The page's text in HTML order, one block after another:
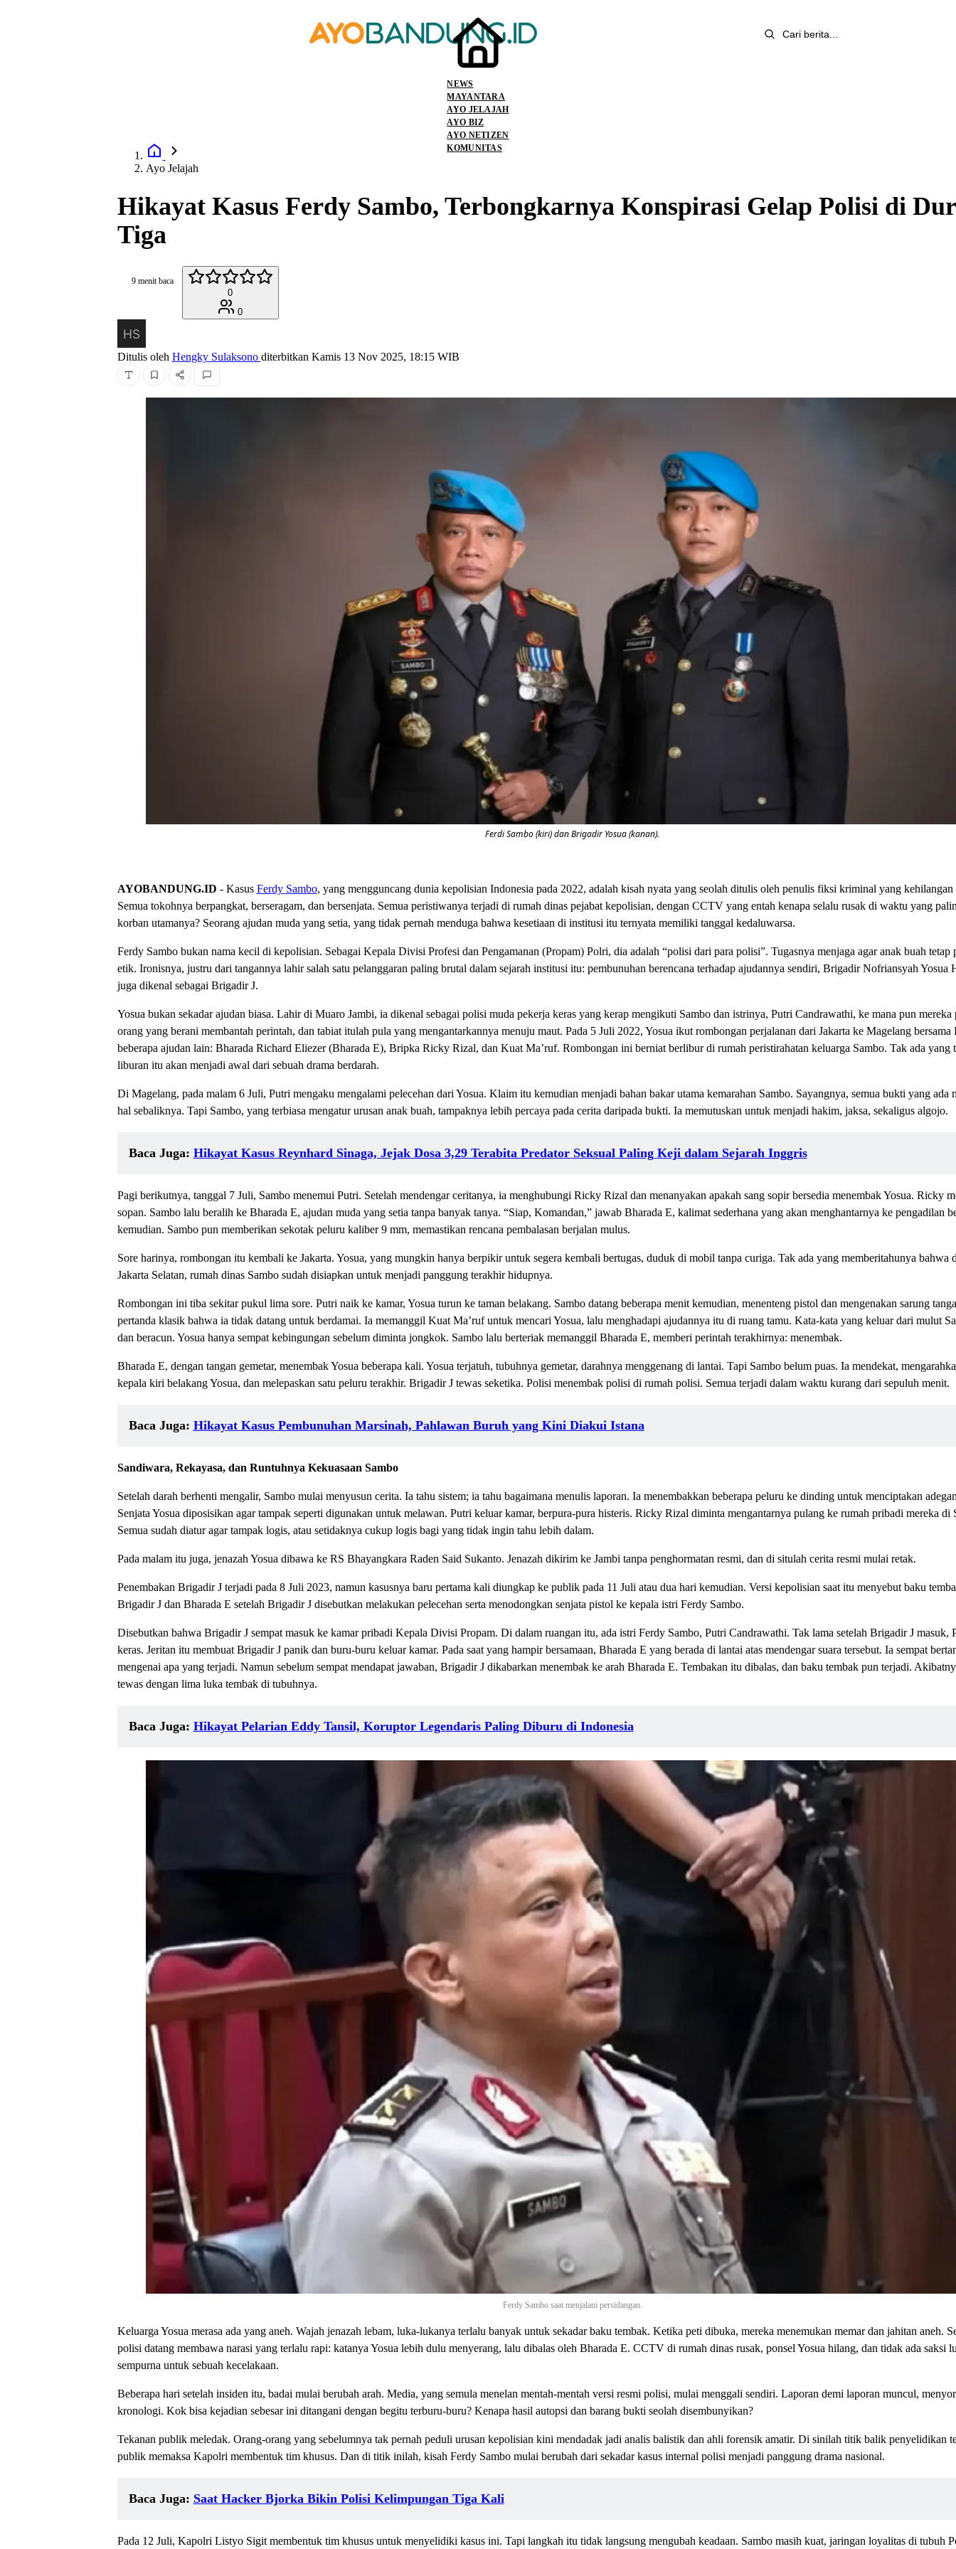
NEWS
MAYANTARA
AYO JELAJAH
AYO BIZ
AYO NETIZEN
KOMUNITAS
Ayo Jelajah
Hikayat Kasus Ferdy Sambo, Terbongkarnya Konspirasi Gelap Polisi di
Tiga
9 menit baca
0
0
Ditulis oleh Hengky Sulaksono diterbitkan Kamis 13 Nov 2025, 18:15 WIB
Ferdi Sambo (kiri) dan Brigadir Yosua (kanan).
AYOBANDUNG.ID - Kasus Ferdy Sambo, yang mengguncang dunia kepolisian Indonesia pada 2022, adalah kisah nyata yang seolah ditulis oleh penulis fiksi kriminal yang kehilangan
Semua tokohnya berpangkat, berseragam, dan bersenjata. Semua peristiwanya terjadi di rumah dinas pejabat kepolisian, dengan CCTV yang entah kenapa selalu rusak di waktu yang
korban utamanya? Seorang ajudan muda yang setia, yang tidak pernah menduga bahwa kesetiaan di institusi itu ternyata memiliki tanggal kedaluwarsa.
Ferdy Sambo bukan nama kecil di kepolisian. Sebagai Kepala Divisi Profesi dan Pengamanan (Propam) Polri, dia adalah “polisi dari para polisi”. Tugasnya menjaga agar anak buah tetap
etik. Ironisnya, justru dari tangannya lahir salah satu pelanggaran paling brutal dalam sejarah institusi itu: pembunuhan berencana terhadap ajudannya sendiri, Brigadir Nofriansyah Yosua
juga dikenal sebagai Brigadir J.
Yosua bukan sekadar ajudan biasa. Lahir di Muaro Jambi, ia dikenal sebagai polisi muda pekerja keras yang kerap mengikuti Sambo dan istrinya, Putri Candrawathi, ke mana pun mereka
orang yang berani membantah perintah, dan tabiat itulah pula yang mengantarkannya menuju maut. Pada 5 Juli 2022, Yosua ikut rombongan perjalanan dari Jakarta ke Magelang bersama
beberapa ajudan lain: Bharada Richard Eliezer (Bharada E), Bripka Ricky Rizal, dan Kuat Ma’ruf. Rombongan ini berniat berlibur di rumah peristirahatan keluarga Sambo. Tak ada yang
liburan itu akan menjadi awal dari sebuah drama berdarah.
Di Magelang, pada malam 6 Juli, Putri mengaku mengalami pelecehan dari Yosua. Klaim itu kemudian menjadi bahan bakar utama kemarahan Sambo. Sayangnya, semua bukti yang ada
hal sebaliknya. Tapi Sambo, yang terbiasa mengatur urusan anak buah, tampaknya lebih percaya pada cerita daripada bukti. Ia memutuskan untuk menjadi hakim, jaksa, sekaligus algojo.
Baca Juga: Hikayat Kasus Reynhard Sinaga, Jejak Dosa 3,29 Terabita Predator Seksual Paling Keji dalam Sejarah Inggris
Pagi berikutnya, tanggal 7 Juli, Sambo menemui Putri. Setelah mendengar ceritanya, ia menghubungi Ricky Rizal dan menanyakan apakah sang sopir bersedia menembak Yosua. Ricky
sopan. Sambo lalu beralih ke Bharada E, ajudan muda yang setia tanpa banyak tanya. “Siap, Komandan,” jawab Bharada E, kalimat sederhana yang akan menghantarnya ke pengadilan
kemudian. Sambo pun memberikan sekotak peluru kaliber 9 mm, memastikan rencana pembalasan berjalan mulus.
Sore harinya, rombongan itu kembali ke Jakarta. Yosua, yang mungkin hanya berpikir untuk segera kembali bertugas, duduk di mobil tanpa curiga. Tak ada yang memberitahunya bahwa
Jakarta Selatan, rumah dinas Sambo sudah disiapkan untuk menjadi panggung terakhir hidupnya.
Rombongan ini tiba sekitar pukul lima sore. Putri naik ke kamar, Yosua turun ke taman belakang. Sambo datang beberapa menit kemudian, menenteng pistol dan mengenakan sarung
pertanda klasik bahwa ia tidak datang untuk berdamai. Ia memanggil Kuat Ma’ruf untuk mencari Yosua, lalu menghadapi ajudannya itu di ruang tamu. Kata-kata yang keluar dari mulut
dan beracun. Yosua hanya sempat kebingungan sebelum diminta jongkok. Sambo lalu berteriak memanggil Bharada E, memberi perintah terakhirnya: menembak.
Bharada E, dengan tangan gemetar, menembak Yosua beberapa kali. Yosua terjatuh, tubuhnya gemetar, darahnya menggenang di lantai. Tapi Sambo belum puas. Ia mendekat,
kepala kiri belakang Yosua, dan melepaskan satu peluru terakhir. Brigadir J tewas seketika. Polisi menembak polisi di rumah polisi. Semua terjadi dalam waktu kurang dari sepuluh menit.
Baca Juga: Hikayat Kasus Pembunuhan Marsinah, Pahlawan Buruh yang Kini Diakui Istana
Sandiwara, Rekayasa, dan Runtuhnya Kekuasaan Sambo
Setelah darah berhenti mengalir, Sambo mulai menyusun cerita. Ia tahu sistem; ia tahu bagaimana menulis laporan. Ia menembakkan beberapa peluru ke dinding untuk menciptakan
Senjata Yosua diposisikan agar tampak seperti digunakan untuk melawan. Putri keluar kamar, berpura-pura histeris. Ricky Rizal diminta mengantarnya pulang ke rumah pribadi mereka di
Semua sudah diatur agar tampak logis, atau setidaknya cukup logis bagi yang tidak ingin tahu lebih dalam.
Pada malam itu juga, jenazah Yosua dibawa ke RS Bhayangkara Raden Said Sukanto. Jenazah dikirim ke Jambi tanpa penghormatan resmi, dan di situlah cerita resmi mulai retak.
Penembakan Brigadir J terjadi pada 8 Juli 2023, namun kasusnya baru pertama kali diungkap ke publik pada 11 Juli atau dua hari kemudian. Versi kepolisian saat itu menyebut baku
Brigadir J dan Bharada E setelah Brigadir J disebutkan melakukan pelecehan serta menodongkan senjata pistol ke kepala istri Ferdy Sambo.
Disebutkan bahwa Brigadir J sempat masuk ke kamar pribadi Kepala Divisi Propam. Di dalam ruangan itu, ada istri Ferdy Sambo, Putri Candrawathi. Tak lama setelah Brigadir J masuk,
keras. Jeritan itu membuat Brigadir J panik dan buru-buru keluar kamar. Pada saat yang hampir bersamaan, Bharada E yang berada di lantai atas mendengar suara tersebut. Ia sempat
mengenai apa yang terjadi. Namun sebelum sempat mendapat jawaban, Brigadir J dikabarkan menembak ke arah Bharada E. Tembakan itu dibalas, dan baku tembak pun terjadi.
tewas dengan lima luka tembak di tubuhnya.
Baca Juga: Hikayat Pelarian Eddy Tansil, Koruptor Legendaris Paling Diburu di Indonesia
Ferdy Sambo saat menjalani persidangan.
Keluarga Yosua merasa ada yang aneh. Wajah jenazah lebam, luka-lukanya terlalu banyak untuk sekadar baku tembak. Ketika peti dibuka, mereka menemukan memar dan jahitan aneh.
polisi datang membawa narasi yang terlalu rapi: katanya Yosua lebih dulu menyerang, lalu dibalas oleh Bharada E. CCTV di rumah dinas rusak, ponsel Yosua hilang, dan tidak ada saksi
sempurna untuk sebuah kecelakaan.
Beberapa hari setelah insiden itu, badai mulai berubah arah. Media, yang semula menelan mentah-mentah versi resmi polisi, mulai menggali sendiri. Laporan demi laporan muncul,
kronologi. Kok bisa kejadian sebesar ini ditangani dengan begitu terburu-buru? Kenapa hasil autopsi dan barang bukti seolah disembunyikan?
Tekanan publik meledak. Orang-orang yang sebelumnya tak pernah peduli urusan kepolisian kini mendadak jadi analis balistik dan ahli forensik amatir. Di sinilah titik balik penyelidikan
publik memaksa Kapolri membentuk tim khusus. Dan di titik inilah, kisah Ferdy Sambo mulai berubah dari sekadar kasus internal polisi menjadi panggung drama nasional.
Baca Juga: Saat Hacker Bjorka Bikin Polisi Kelimpungan Tiga Kali
Pada 12 Juli, Kapolri Listyo Sigit membentuk tim khusus untuk menyelidiki kasus ini. Tapi langkah itu tidak langsung mengubah keadaan. Sambo masih kuat, jaringan loyalitas di tubuh